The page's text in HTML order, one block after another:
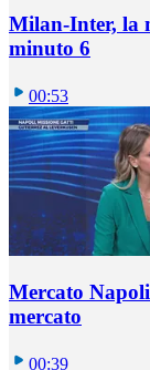
Milan-Inter, la
minuto 6
00:53
Mercato
mercato
00:39